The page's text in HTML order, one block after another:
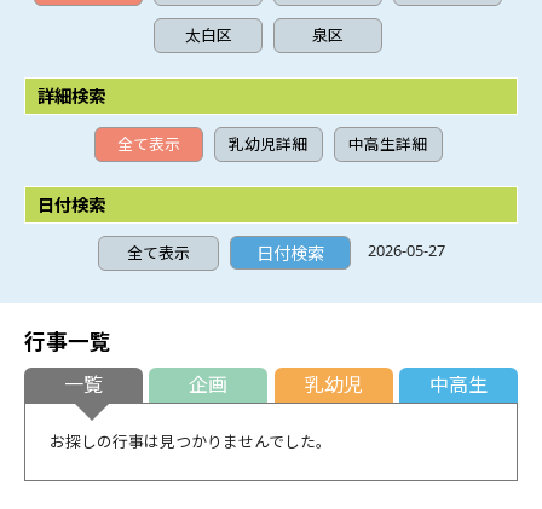
太白区 泉区
詳細検索
全て表示 乳幼児詳細 中高生詳細
日付検索
全て表示 2026-05-27
行事一覧
一覧 企画 乳幼児 中高生
お探しの行事は見つかりませんでした。